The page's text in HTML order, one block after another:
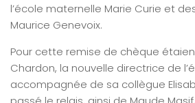
l’école maternelle Marie Curie et
Maurice Genevoix.
Pour cette remise de chèque
Chardon, la nouvelle directrice de
accompagnée de sa collègue